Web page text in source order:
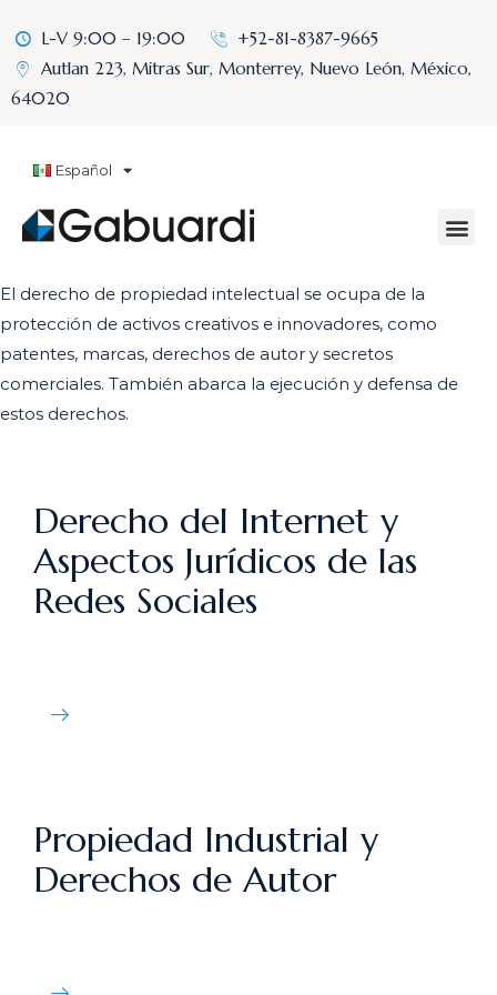
L-V 9:00 – 19:00
+52-81-8387-9665
Autlan 223, Mitras Sur, Monterrey, Nuevo León, México,
64020
Español
El derecho de propiedad intelectual se ocupa de la
protección de activos creativos e innovadores, como
patentes, marcas, derechos de autor y secretos
comerciales. También abarca la ejecución y defensa de
estos derechos.
Derecho del Internet y
Aspectos Jurídicos de las
Redes Sociales
Propiedad Industrial y
Derechos de Autor